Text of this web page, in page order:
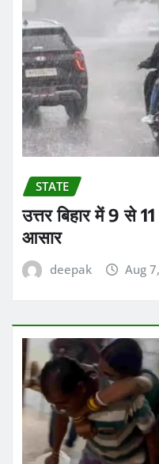
STATE
उत्तर बिहार में 9 से
आसार
deepak Aug